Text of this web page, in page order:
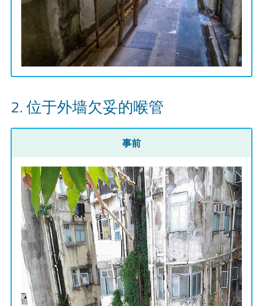
位于外墙欠妥的喉管
事前